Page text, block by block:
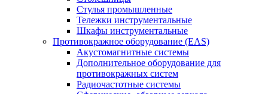
Стулья промышленные
Тележки инструментальные
Шкафы инструментальные
Противокражное оборудование (EAS)
Акустомагнитные системы
Дополнительное оборудование для
противокражных систем
Радиочастотные системы